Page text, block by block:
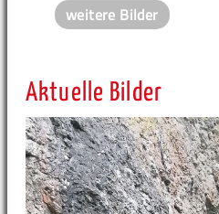
weitere Bilder
Aktuelle Bilder